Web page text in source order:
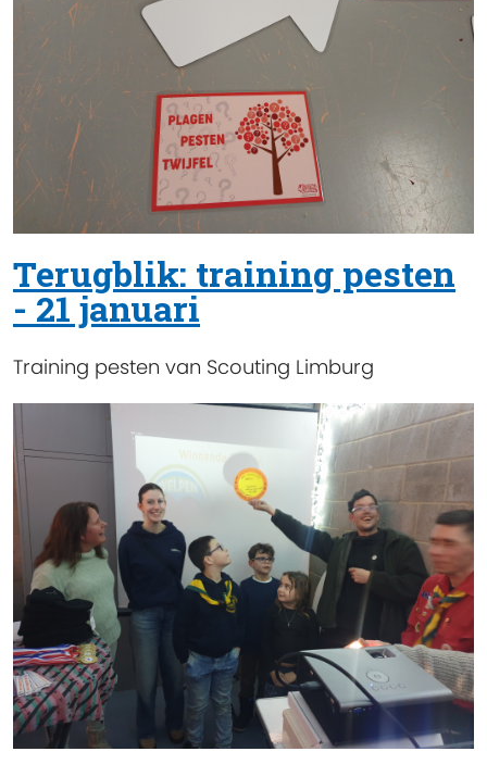
Terugblik: training pesten
- 21 januari
Training pesten van Scouting Limburg